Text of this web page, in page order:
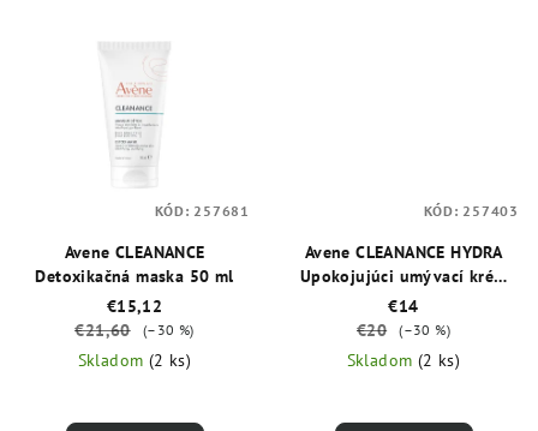
Avene CLEANANCE
Detoxikačná maska 50 ml
€15,12
€21,60
(–30 %)
Skladom (2 ks)
KÓD: 257681
Avene CLEANANCE HYDRA
Upokojujúci umývací krém
200 ml
€14
€20
(–30 %)
Skladom (2 ks)
KÓD: 257403